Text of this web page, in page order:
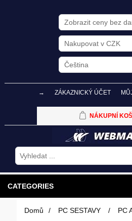
→ ZÁKAZNICKÝ ÚČET
NÁKUPNÍ
CATEGORIES
PC SESTAVY
Domů / PC SESTAVY / PC